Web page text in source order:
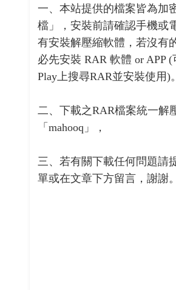
一、本站提供的檔案皆為加
檔」，安裝前請確認手機或
有安裝解壓縮軟體，若沒有
必先安裝 RAR 軟體 or APP (
Play上搜尋RAR並安裝使用)。
二、下載之RAR檔案統一解
「mahooq」，
三、若有關下載任何問題請
單或在文章下方留言，謝謝。